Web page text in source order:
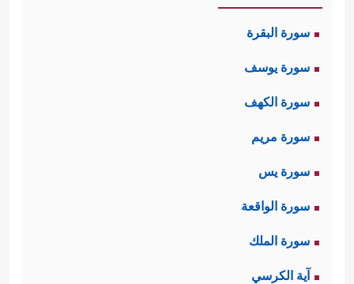
سورة البقرة
سورة يوسف
سورة الكهف
سورة مريم
سورة يس
سورة الواقعة
سورة الملك
آية الكرسي